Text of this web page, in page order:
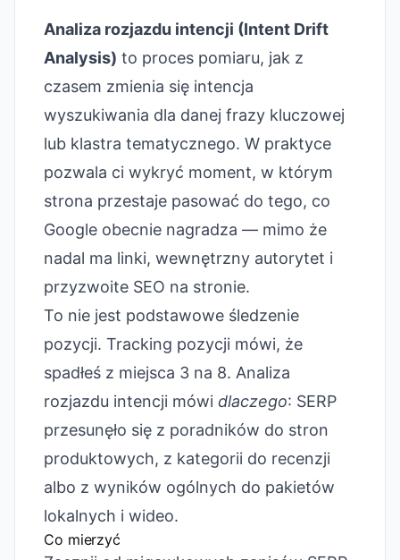
Analiza rozjazdu intencji (Intent Drift
Analysis) to proces pomiaru, jak z
czasem zmienia się intencja
wyszukiwania dla danej frazy kluczowej
lub klastra tematycznego. W praktyce
pozwala ci wykryć moment, w którym
strona przestaje pasować do tego, co
Google obecnie nagradza — mimo że
nadal ma linki, wewnętrzny autorytet i
przyzwoite SEO na stronie.
To nie jest podstawowe śledzenie
pozycji. Tracking pozycji mówi, że
spadłeś z miejsca 3 na 8. Analiza
rozjazdu intencji mówi dlaczego: SERP
przesunęło się z poradników do stron
produktowych, z kategorii do recenzji
albo z wyników ogólnych do pakietów
lokalnych i wideo.
Co mierzyć